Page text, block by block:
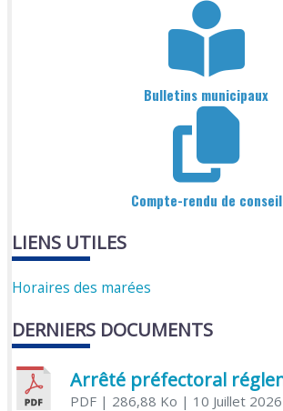
Bulletins municipaux
Compte-rendu de conseil
LIENS UTILES
Horaires des marées
DERNIERS DOCUMENTS
PDF| 286,88 Ko | 10 Juillet 2026